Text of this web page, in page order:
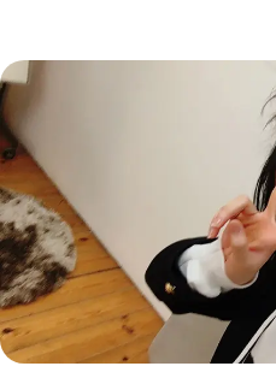
FASHION
着回し
着痩せ
BEAUTY
トレンドメイク
ベストコスメ
ヘアアレンジ・ヘアケア
スキンケア
ボディケア
SCHOOL
スクールニュース
制服コーデ
学校ヘアメイク
勉強・受験・進路
ENTERTAINMENT
エンタメニュース
なにわ男子
K-POP
LIFESTYLE
ライフスタイルニュース
JKランキング・アワード
JK TREND
JKトレンドニュース
MODELS